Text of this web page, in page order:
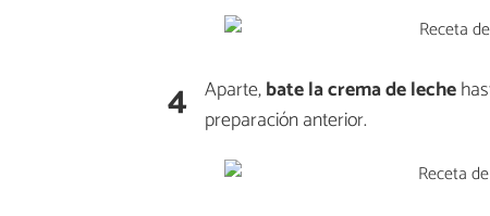
4 Aparte,bate la crema de leche
preparación anterior.